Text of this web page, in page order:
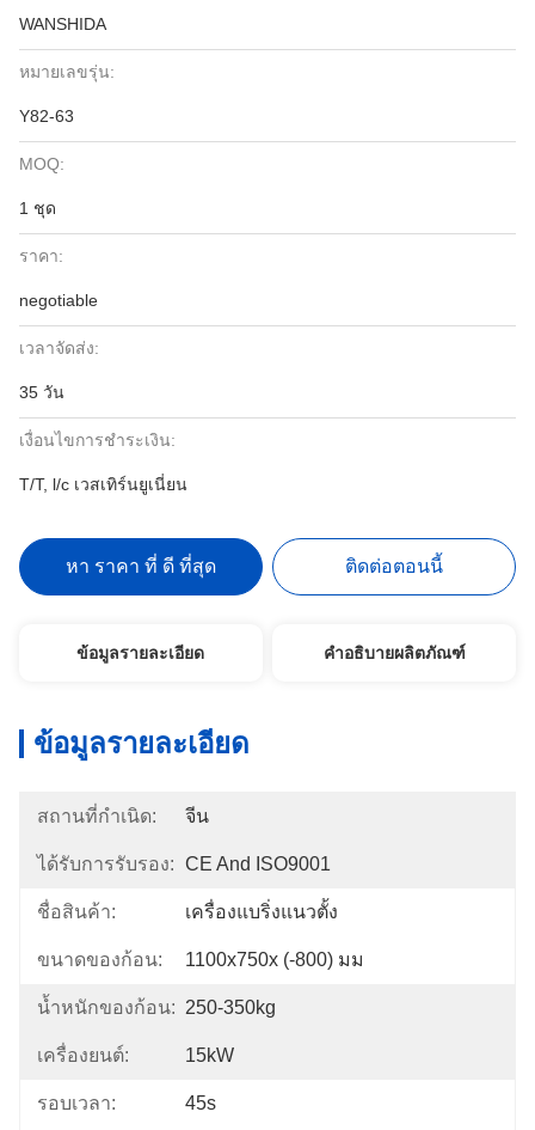
WANSHIDA
หมายเลขรุ่น:
Y82-63
MOQ:
1 ชุด
ราคา:
negotiable
เวลาจัดส่ง:
35 วัน
เงื่อนไขการชำระเงิน:
T/T, l/c เวสเทิร์นยูเนี่ยน
หา ราคา ที่ ดี ที่สุด ติดต่อตอนนี้
ข้อมูลรายละเอียด คำอธิบายผลิตภัณฑ์
ข้อมูลรายละเอียด
สถานที่กำเนิด: จีน
ได้รับการรับรอง: CE And ISO9001
ชื่อสินค้า: เครื่องแบริ่งแนวตั้ง
ขนาดของก้อน: 1100x750x (-800) มม
น้ำหนักของก้อน: 250-350kg
เครื่องยนต์: 15kW
รอบเวลา: 45s